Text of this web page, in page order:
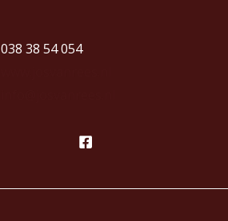
038 38 54 054